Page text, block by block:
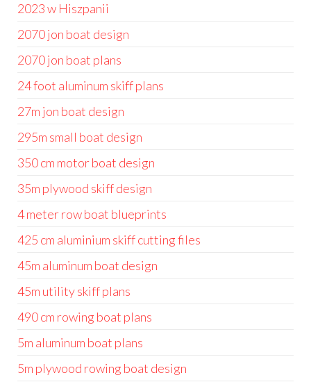
2023 w Hiszpanii
2070 jon boat design
2070 jon boat plans
24 foot aluminum skiff plans
27m jon boat design
295m small boat design
350 cm motor boat design
35m plywood skiff design
4 meter row boat blueprints
425 cm aluminium skiff cutting files
45m aluminum boat design
45m utility skiff plans
490 cm rowing boat plans
5m aluminum boat plans
5m plywood rowing boat design